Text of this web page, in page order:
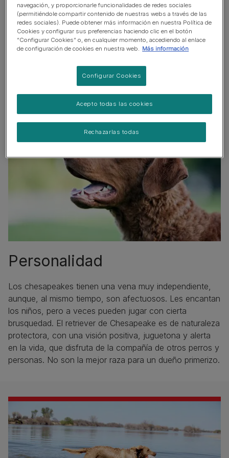
Perro tranquilo
No es un perro guardián
Convive bien con otras mascotas
Personalidad
Los chesapeakes tienen una vena muy independiente,
aunque, al mismo tiempo, son afectuosos. Les encantan
los niños, pero a veces pueden jugar con cierta
brusquedad. El retriever de Chesapeake es de naturaleza
protectora, con una visión positiva, juguetona y alerta
en la vida, que disfruta de la compañía de otros perros y
personas. No son la mejor raza para un dueño primerizo.
navegación, y proporcionarle funcionalidades de redes sociales
(permitiéndole compartir contenido de nuestras webs a través de las
redes sociales). Puede obtener más información en nuestra Política de
Cookies y configurar sus preferencias haciendo clic en el botón
“Configurar Cookies” o, en cualquier momento, accediendo al enlace
de configuración de cookies en nuestra web. Más información
Configurar Cookies
Rechazarlas todas
Acepto todas las cookies